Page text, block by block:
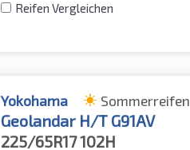
Reifen Vergleichen
Yokohama Sommerreifen
Geolandar H/T G91AV
225/65R17102H